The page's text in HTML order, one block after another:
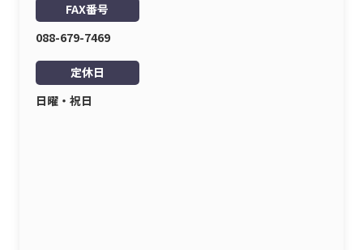
FAX番号
088-679-7469
定休日
日曜・祝日